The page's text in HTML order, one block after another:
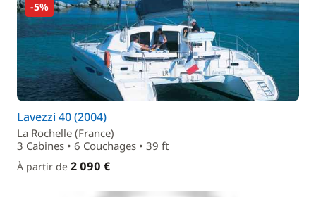
-5%
Lavezzi 40 (2004)
La Rochelle (France)
3 Cabines • 6 Couchages • 39 ft
À partir de 2 090 €